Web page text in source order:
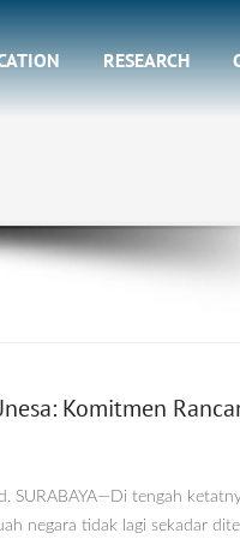
RESEARCH
Komitmen
SURABAYA—Di tengah
negara tidak lagi sekadar